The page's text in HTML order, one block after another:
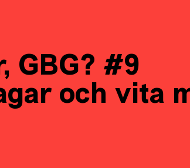
GBG? #9
och vita